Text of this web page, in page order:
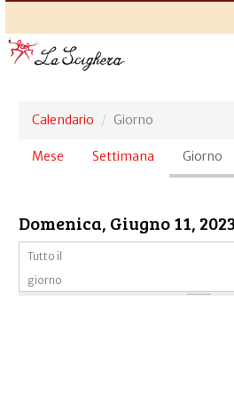
Calendario Giorno
Schede
Mese Settimana Giorno
Domenica, Giugno 11, 2023
Tutto il
giorno